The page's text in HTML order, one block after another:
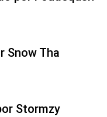
Snow Tha
Stormzy